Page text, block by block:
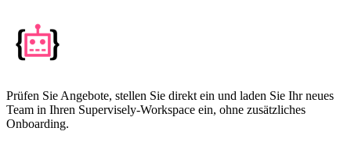
Prüfen Sie Angebote, stellen Sie direkt ein und laden Sie Ihr neues
Team in Ihren Supervisely-Workspace ein, ohne zusätzliches
Onboarding.